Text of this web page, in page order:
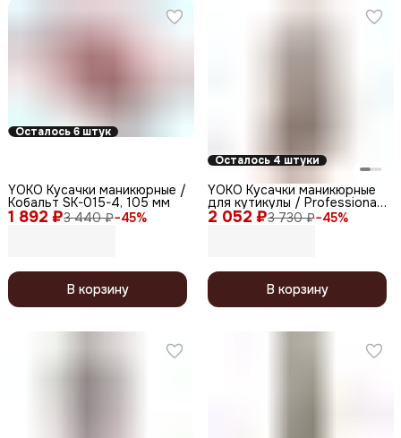
Осталось 6 штук
1 892 ₽3 440 ₽−45%
YOKO Кусачки маникюрные /
Кобальт SK-015-4, 105 мм
В корзину
Осталось 4 штуки
2 052 ₽3 730 ₽−45%
YOKO Кусачки маникюрные
для кутикулы / Professional
Quality SK 048-5, двойная
пружина, ручная заточка, 5
В корзину